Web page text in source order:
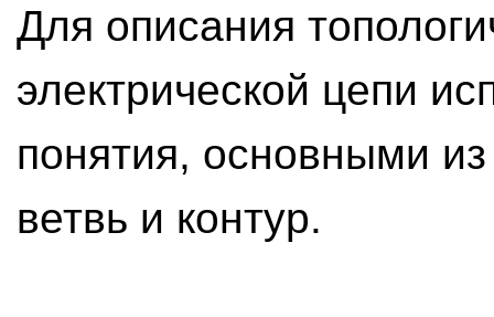
Для описания
электрической цепи
понятия, основными
ветвь и контур.